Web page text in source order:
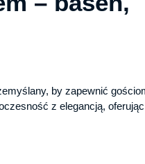
by zapewnić
z elegancją, oferując